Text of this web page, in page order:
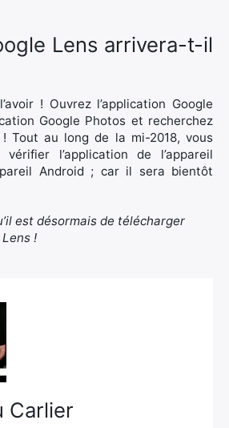
Lens arrivera-t-il
! Ouvrez l’application Google
Google Photos et recherchez
! Tout au long de la mi-2018, vous
l’application de l’appareil
Android ; car il sera bientôt
est désormais de télécharger
!
Carlier